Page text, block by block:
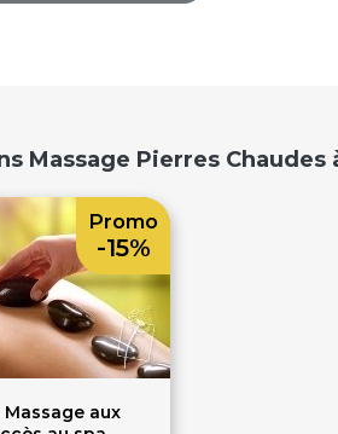
Massage Pierres Chaudes
aux
Promo
-15%